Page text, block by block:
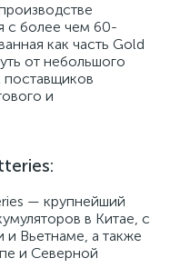
с более чем 60-
как часть Gold
от небольшого
поставщиков
и
— крупнейший
в Китае, с
и Вьетнаме, а также
и Северной